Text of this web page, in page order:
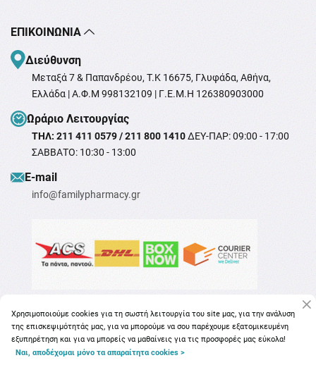
ΕΠΙΚΟΙΝΩΝΊΑ
Διεύθυνση
Μεταξά 7 & Παπανδρέου, T.K 16675, Γλυφάδα, Αθήνα,
Ελλάδα | Α.Φ.Μ 998132109 | Γ.Ε.Μ.Η 126380903000
Ωράριο Λειτουργίας
ΤΗΛ: 211 411 0579 / 211 800 1410ΔΕΥ-ΠΑΡ: 09:00 - 17:00
ΣΑΒΒΑΤΟ: 10:30 - 13:00
Ε-mail
info@familypharmacy.gr
Χρησιμοποιούμε cookies για τη σωστή λειτουργία του site μας, για την ανάλυση
της επισκεψιμότητάς μας, για να μπορούμε να σου παρέχουμε εξατομικευμένη
εξυπηρέτηση και για να μπορείς να μαθαίνεις για τις προσφορές μας εύκολα!
Ναι, αποδέχομαι μόνο τα απαραίτητα cookies >